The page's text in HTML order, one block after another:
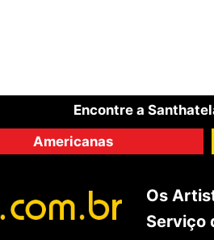
Encontre a
Americanas
Os
Serviço